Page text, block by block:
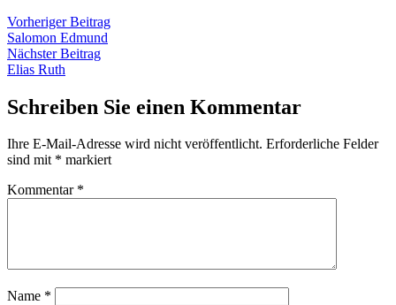
Beitragsnavigation
Vorheriger BeitragVorheriger
Salomon Edmund
Nächster BeitragNächster
Elias Ruth
Schreiben Sie einen Kommentar
Ihre E-Mail-Adresse wird nicht veröffentlicht. Erforderliche Felder
sind mit * markiert
Kommentar *
Name *